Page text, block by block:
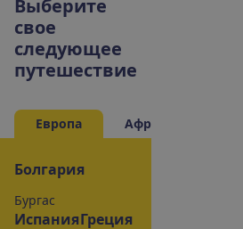
Выберите
свое
следующее
путешествие
Европа Африка
Болгария
Бургас
ИспанияГреция